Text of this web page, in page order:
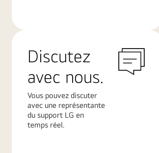
Discutez
avec nous.
Vous pouvez discuter
avec une représentante
du support LG en
temps réel.